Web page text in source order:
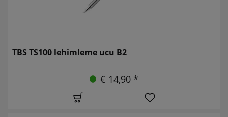
TBS TS100 lehimleme ucu B2
€ 14,90 *